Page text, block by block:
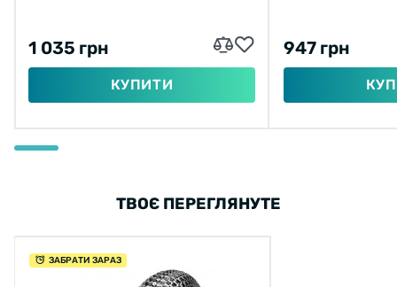
1 035 грн
КУПИТИ
947 грн
ТВОЄ ПЕРЕГЛЯНУТЕ
ЗАБРАТИ ЗАРАЗ